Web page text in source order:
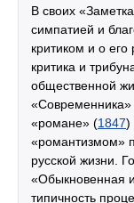
В своих
симпатией и
критиком и о его
критика и
общественной
«Современника»
«романе» (1847)
«романтизмом»
русской жизни.
«Обыкновенная
типичность